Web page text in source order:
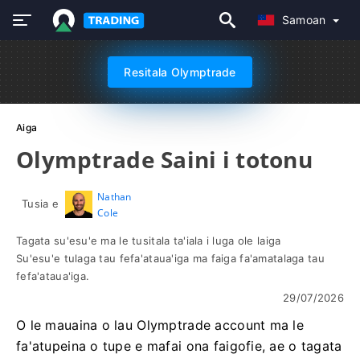
Samoan
Resitala Olymptrade
Aiga
Olymptrade Saini i totonu
Tusia e
Nathan
Cole
Tagata su'esu'e ma le tusitala ta'iala i luga ole laiga
Su'esu'e tulaga tau fefa'ataua'iga ma faiga fa'amatalaga tau
fefa'ataua'iga.
29/07/2026
O le mauaina o lau Olymptrade account ma le
fa'atupeina o tupe e mafai ona faigofie, ae o tagata